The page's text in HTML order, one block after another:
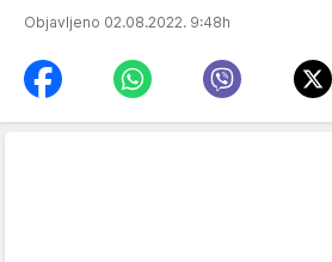
Objavljeno 02.08.2022. 9:48h